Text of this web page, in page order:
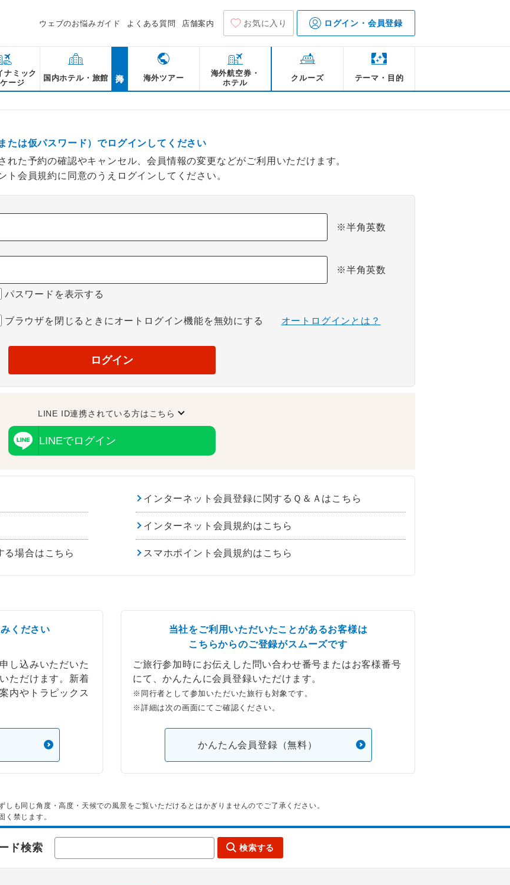
ウェブのお悩みガイド よくある質問 店舗案内 お気に入り ログイン・会員登録
ナミック
ージ
国内ホテル・旅館 海外ツアー
海外航空券・
ホテル
クルーズ テーマ・目的
たは仮パスワード）でログインしてください
た予約の確認やキャンセル、会員情報の変更などがご利用いただけます。
会員規約に同意のうえログインしてください。
※半角英数
※半角英数
パスワードを表示する
ブラウザを閉じるときにオートログイン機能を無効にする オートログインとは？
ログイン
LINE ID連携されている方はこちら
LINEでログイン
インターネット会員登録に関するＱ＆Ａはこちら
インターネット会員規約はこちら
る場合はこちら スマホポイント会員規約はこちら
ください
し込みいただいた
ただけます。新着
内やトラピックス
当社をご利用いただいたことがあるお客様は
こちらからのご登録がスムーズです
ご旅行参加時にお伝えした問い合わせ番号またはお客様番号
にて、かんたんに会員登録いただけます。
※同行者として参加いただいた旅行も対象です。
※詳細は次の画面にてご確認ください。
かんたん会員登録（無料）
も同じ角度・高度・天候での風景をご覧いただけるとはかぎりませんのでご了承ください。
禁じます。
ド検索 検索する